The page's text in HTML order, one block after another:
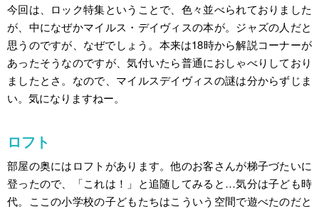
今回は、ロック特集ということで、色々並べられておりました
が、中になぜかマイルス・デイヴィスの本が。ジャズの人だと
思うのですが、なぜでしょう。本来は18時から解説コーナーが
あったそうなのですが、気付いたら普通におしゃべりしており
ましたとさ。なので、マイルスデイヴィスの謎は分からずじま
い。気になりますねー。
ロフト
部屋の奥にはロフトがあります。他のお客さんが梯子づたいに
登ったので、「これは！」と追随してみると…気分は子ども時
代。ここの小学校の子どもたちはこういう空間で遊べたのだと